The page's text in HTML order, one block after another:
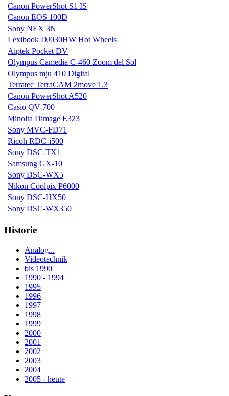
Canon PowerShot S1 IS
Canon EOS 100D
Sony NEX 3N
Lexibook DJ030HW Hot Wheels
Aiptek Pocket DV
Olympus Camedia C-460 Zoom del Sol
Olympus mju 410 Digital
Terratec TerraCAM 2move 1.3
Canon PowerShot A520
Casio QV-700
Minolta Dimage E323
Sony MVC-FD71
Ricoh RDC-i500
Sony DSC-TX1
Samsung GX-10
Sony DSC-WX5
Nikon Coolpix P6000
Sony DSC-HX50
Sony DSC-WX350
Historie
Analog...
Videotechnik
bis 1990
1990 - 1994
1995
1996
1997
1998
1999
2000
2001
2002
2003
2004
2005 - heute